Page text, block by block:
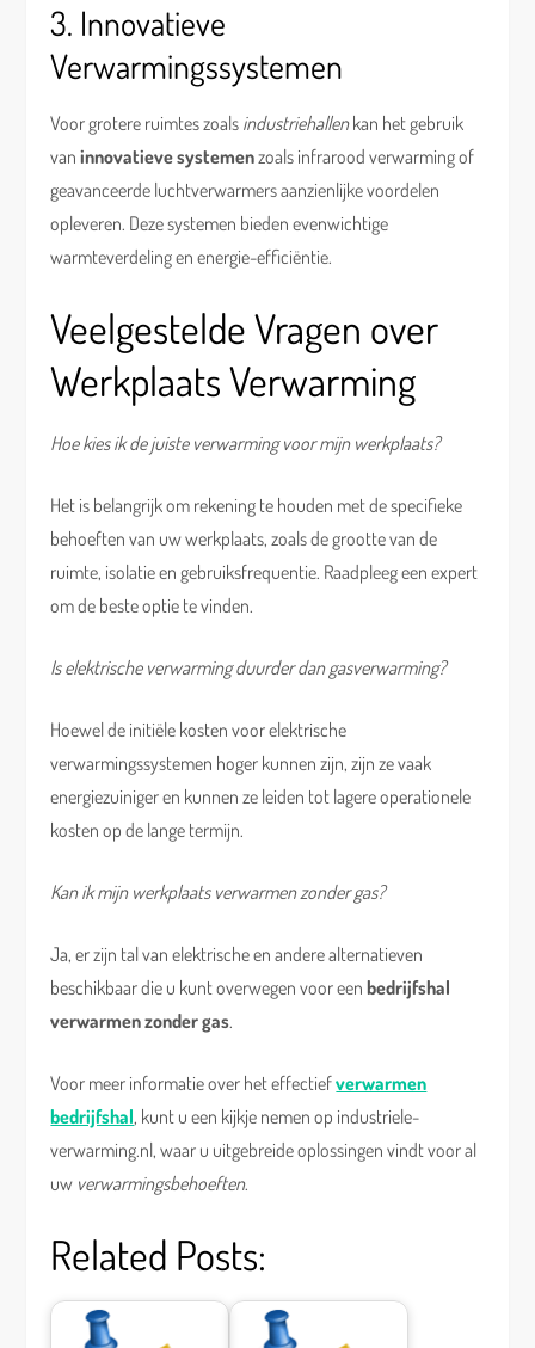
3. Innovatieve
Verwarmingssystemen
Voor grotere ruimtes zoals industriehallenkan het gebruik
vaninnovatieve systemenzoals infrarood verwarming of
geavanceerde luchtverwarmers aanzienlijke voordelen
opleveren. Deze systemen bieden evenwichtige
warmteverdeling en energie-efficiëntie.
Veelgestelde Vragen over
Werkplaats Verwarming
Hoe kies ik de juiste verwarming voor mijn werkplaats?
Het is belangrijk om rekening te houden met de specifieke
behoeften van uw werkplaats, zoals de grootte van de
ruimte, isolatie en gebruiksfrequentie. Raadpleeg een expert
om de beste optie te vinden.
Is elektrische verwarming duurder dan gasverwarming?
Hoewel de initiële kosten voor elektrische
verwarmingssystemen hoger kunnen zijn, zijn ze vaak
energiezuiniger en kunnen ze leiden tot lagere operationele
kosten op de lange termijn.
Kan ik mijn werkplaats verwarmen zonder gas?
Ja, er zijn tal van elektrische en andere alternatieven
beschikbaar die u kunt overwegen voor eenbedrijfshal
verwarmen zonder gas.
Voor meer informatie over het effectiefverwarmen
bedrijfshal, kunt u een kijkje nemen op industriele-
verwarming.nl, waar u uitgebreide oplossingen vindt voor al
uw verwarmingsbehoeften.
Related Posts: